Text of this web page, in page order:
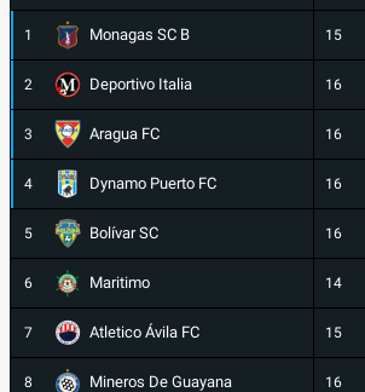
1 Monagas SC B 15
2 Deportivo Italia 16
3 Aragua FC 16
4 Dynamo Puerto FC 16
5 Bolívar SC 16
6 Maritimo 14
7 Atletico Ávila FC 15
8 Mineros De Guayana 16